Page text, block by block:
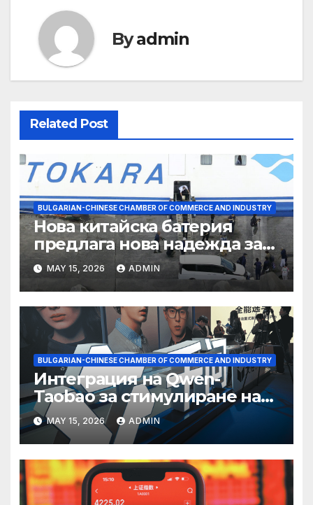
Byadmin
Related Post
BULGARIAN-CHINESE CHAMBER OF COMMERCE AND INDUSTRY
Нова китайска батерия
предлага нова надежда за
съхранение на водород
MAY 15, 2026 ADMIN
BULGARIAN-CHINESE CHAMBER OF COMMERCE AND INDUSTRY
Интеграция на Qwen-
Taobao за стимулиране на
пазаруването 618
MAY 15, 2026 ADMIN